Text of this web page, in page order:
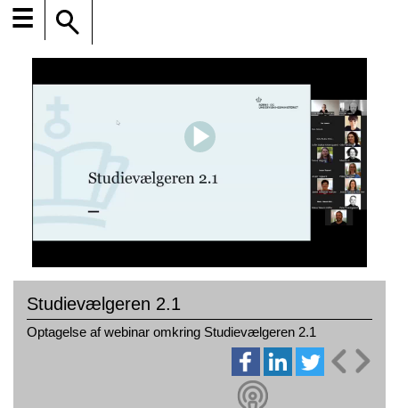
☰
Studievælgeren 2.1
Optagelse af webinar omkring Studievælgeren 2.1